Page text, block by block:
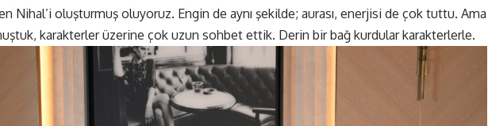
Nihal’i oluşturmuş oluyoruz. Engin de aynı şekilde; aurası, enerjisi de çok tuttu. Ama
karakterler üzerine çok uzun sohbet ettik. Derin bir bağ kurdular karakterlerle.